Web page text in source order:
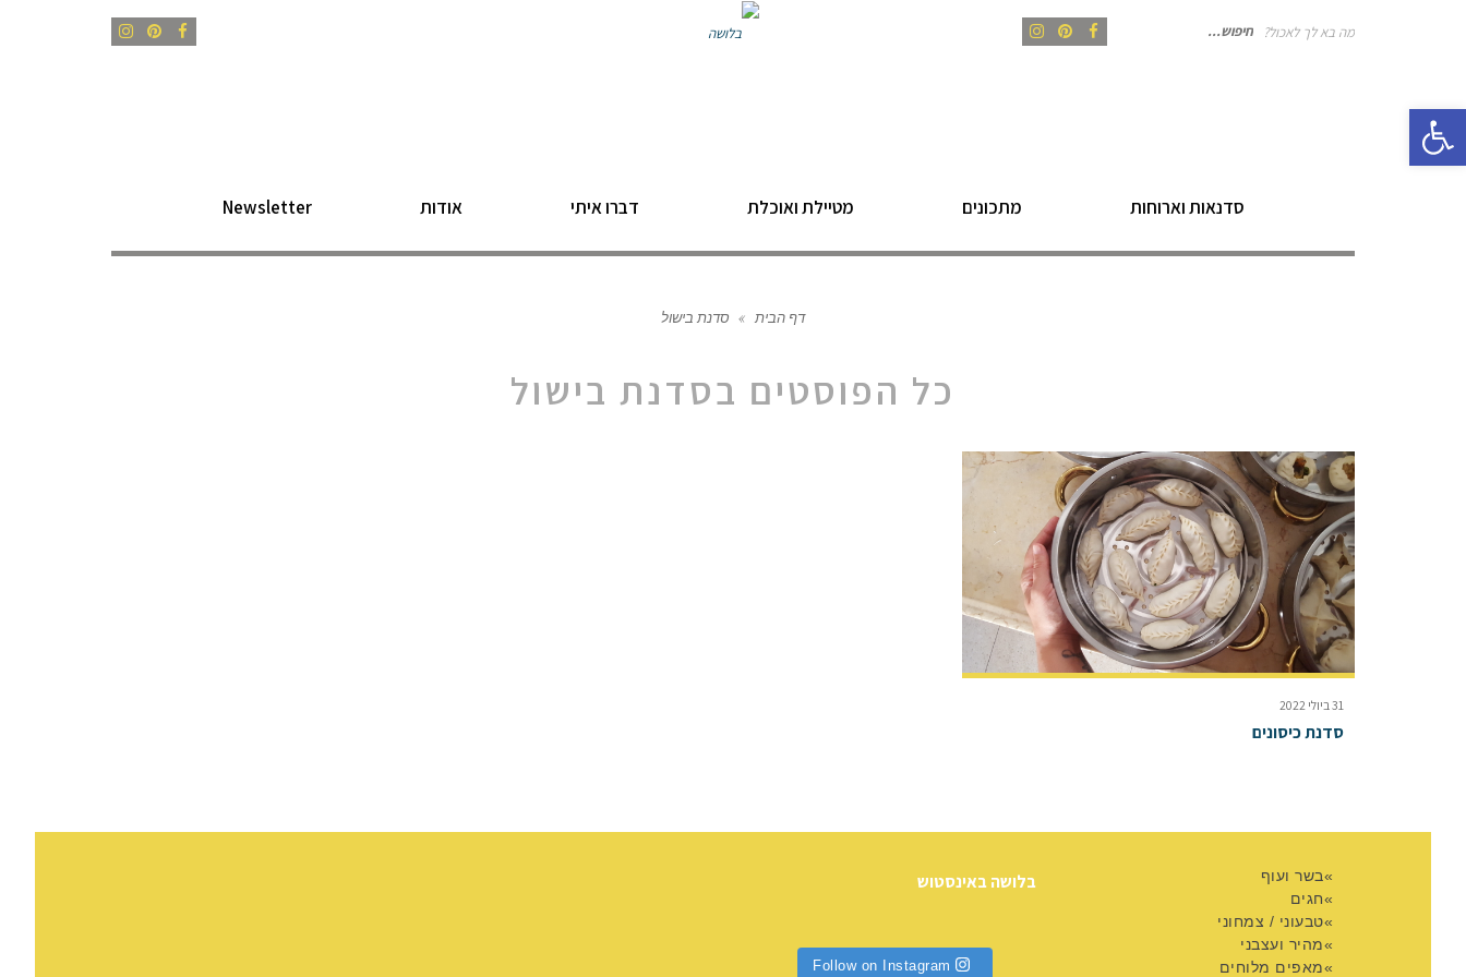
פתח סרגל נגישות
מה בא לך לאכול? חיפוש Facebook
Pinterest
Instagram
Facebook
Pinterest
Instagram
סדנאות וארוחות מתכונים מטיילת ואוכלת דברו איתי אודות Newsletter
דף הבית » סדנת בישול
כל הפוסטים בסדנת בישול
31 ביולי 2022
סדנת כיסונים
בשר ועוף
חגים
טבעוני / צמחוני
מהיר ועצבני
מאפים מלוחים
בלושה באינסטוש
Follow on Instagram